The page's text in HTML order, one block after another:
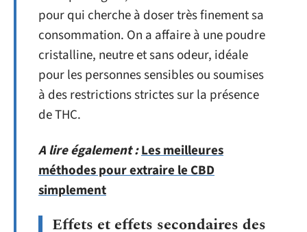
pour qui cherche à doser très finement sa
consommation. On a affaire à une poudre
cristalline, neutre et sans odeur, idéale
pour les personnes sensibles ou soumises
à des restrictions strictes sur la présence
de THC.
A lire également :Les meilleures
méthodes pour extraire le CBD
simplement
Effets et effets secondaires des